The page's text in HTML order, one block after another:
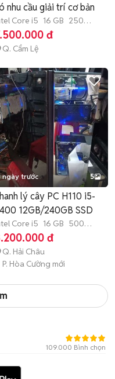
nhu cầu giải trí cơ bản
Core i5 16 GB 250
SSD đ
Q. Cẩm Lệ
ngày trước 5
lý cây PC H110 i5-
12GB/240GB SSD
Core i5 16 GB 500
SSD đ
Q. Hải Châu
P. Hòa Cường mới
109.000 Bình chọn